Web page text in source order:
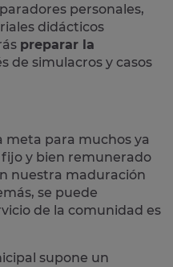
personales,
didácticos
preparar la
de simulacros y casos
meta para muchos ya
y bien remunerado
nuestra maduración
se puede
de la comunidad es
supone un